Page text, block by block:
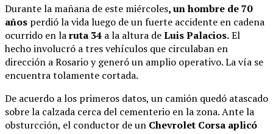
Durante la mañana de este miércoles, un hombre de 70
años perdió la vida luego de un fuerte accidente en cadena
ocurrido en laruta 34 a la altura deLuis Palacios.El
hecho involucró a tres vehículos que circulaban en
dirección a Rosario y generó un amplio operativo. La vía se
encuentra tolamente cortada.
De acuerdo a los primeros datos, un camión quedó atascado
sobre la calzada cerca del cementerio en la zona. Ante la
obsturcción, el conductor de un Chevrolet Corsa aplicó